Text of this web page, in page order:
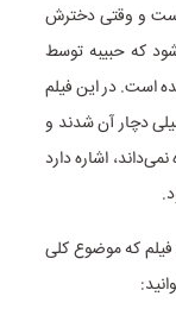
است و وقتی دخترش
که حبیبه توسط
است. در این فیلم
دچار آن شدند و
اشاره دارد
فیلم که موضوع کلی